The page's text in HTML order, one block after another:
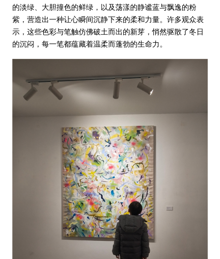
的淡绿、大胆撞色的鲜绿，以及荡漾的静谧蓝与飘逸的粉
紫，营造出一种让心瞬间沉静下来的柔和力量。许多观众表
示，这些色彩与笔触仿佛破土而出的新芽，悄然驱散了冬日
的沉闷，每一笔都蕴藏着温柔而蓬勃的生命力。